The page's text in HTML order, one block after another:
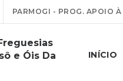
PARMOGI - PROG. APOIO
e Óis Da
INÍCIO